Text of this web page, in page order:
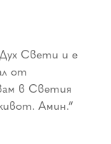
Свети и е
от
в Светия
Амин.”